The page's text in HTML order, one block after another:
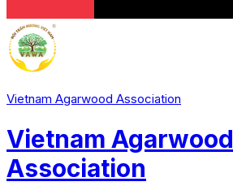
Vietnam Agarwood Association
Vietnam Agarwood
Association